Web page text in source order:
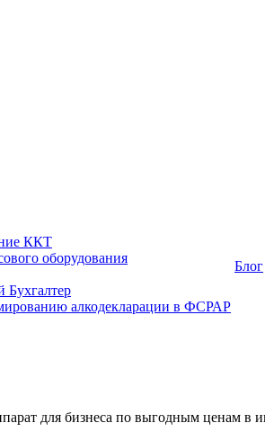
ККТ
оборудования
Бухгалтер
алкодекларации в ФСРАР
Блог
для бизнеса по выгодным ценам в